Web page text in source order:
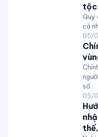
tộc
Quy
cá
05/
số.
05/